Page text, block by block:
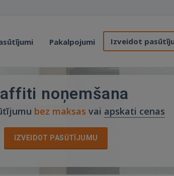
Pakalpojumi Izveidot
noņemšana
bez maksas vai apskati cenas
IZVEIDOT PASŪTĪJUMU